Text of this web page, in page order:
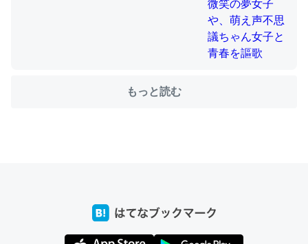
たいなのでネット環境作ったけどAlexaしか使わないので
https://toyoshi.hatenablog.com/entry/2019/05/15/1805
コミュニケーションが劇的に変化した｜tayorini by LIFULL介護
で、気になる場合はにんにくだけ加熱してから加えたりガ
もっと読む